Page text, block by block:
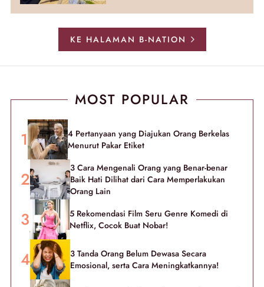
KE HALAMAN B-NATION
MOST POPULAR
4 Pertanyaan yang Diajukan Orang Berkelas
Menurut Pakar Etiket
3 Cara Mengenali Orang yang Benar-benar
Baik Hati Dilihat dari Cara Memperlakukan
Orang Lain
5 Rekomendasi Film Seru Genre Komedi di
Netflix, Cocok Buat Nobar!
3 Tanda Orang Belum Dewasa Secara
Emosional, serta Cara Meningkatkannya!